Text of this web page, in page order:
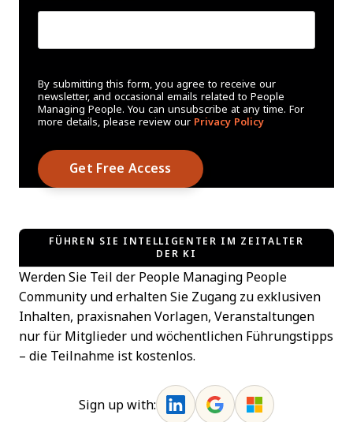
By submitting this form, you agree to receive our
newsletter, and occasional emails related to People
Managing People. You can unsubscribe at any time. For
more details, please review our Privacy Policy
FÜHREN SIE INTELLIGENTER IM ZEITALTER
DER KI
Werden Sie Teil der People Managing People
Community und erhalten Sie Zugang zu exklusiven
Inhalten, praxisnahen Vorlagen, Veranstaltungen
nur für Mitglieder und wöchentlichen Führungstipps
– die Teilnahme ist kostenlos.
Sign up with: